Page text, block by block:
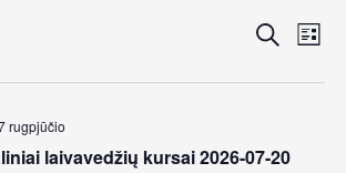
Search
List
rugpjūčio
laivavedžių kursai 2026-07-20